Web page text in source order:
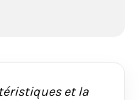
et la